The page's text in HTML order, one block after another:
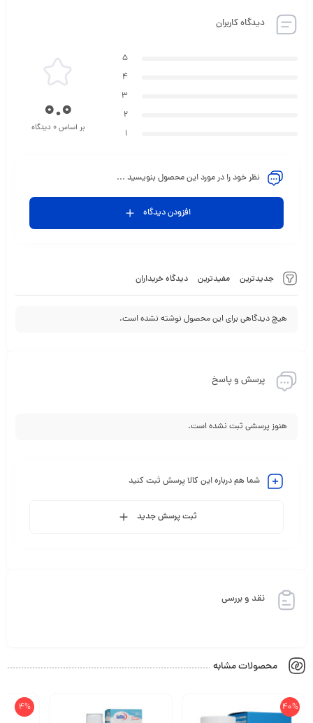
دیدگاه کاربران
جدیدترین مفیدترین دیدگاه خریداران
هیچ دیدگاهی برای این محصول نوشته نشده است.
5
4
3
2
1
0.0
بر اساس 0 دیدگاه
نظر خود را در مورد این محصول بنویسید ...
افزودن دیدگاه
پرسش و پاسخ
هنوز پرسشی ثبت نشده است.
شما هم درباره این کالا پرسش ثبت کنید
ثبت پرسش جدید
نقد و بررسی
محصولات مشابه
40%
4%